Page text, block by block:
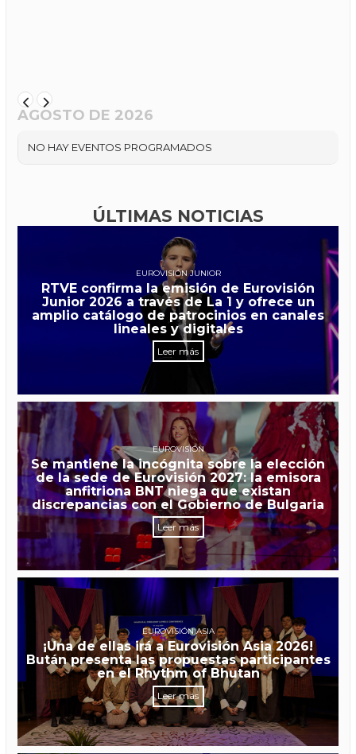
AGOSTO DE 2026
NO HAY EVENTOS PROGRAMADOS
ÚLTIMAS NOTICIAS
EUROVISIÓN JUNIOR
RTVE confirma la emisión de Eurovisión
Junior 2026 a través de La 1 y ofrece un
amplio catálogo de patrocinios en canales
lineales y digitales
Leer más
EUROVISIÓN
Se mantiene la incógnita sobre la elección
de la sede de Eurovisión 2027: la emisora
anfitriona BNT niega que existan
discrepancias con el Gobierno de Bulgaria
Leer más
EUROVISIÓN ASIA
¡Una de ellas irá a Eurovisión Asia 2026!
Bután presenta las propuestas participantes
en el Rhythm of Bhutan
Leer más